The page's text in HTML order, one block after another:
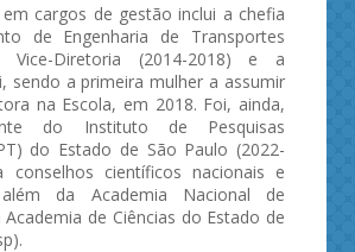
em cargos de gestão inclui a chefia
de Engenharia de Transportes
Vice-Diretoria (2014-2018) e a
sendo a primeira mulher a assumir
na Escola, em 2018. Foi, ainda,
do Instituto de Pesquisas
do Estado de São Paulo (2022-
conselhos científicos nacionais e
além da Academia Nacional de
Academia de Ciências do Estado de